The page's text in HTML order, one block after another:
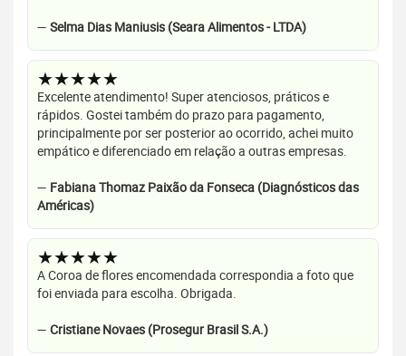
— Selma Dias Maniusis (Seara Alimentos - LTDA)
★★★★★
Excelente atendimento! Super atenciosos, práticos e
rápidos. Gostei também do prazo para pagamento,
principalmente por ser posterior ao ocorrido, achei muito
empático e diferenciado em relação a outras empresas.
— Fabiana Thomaz Paixão da Fonseca (Diagnósticos das
Américas)
★★★★★
A Coroa de flores encomendada correspondia a foto que
foi enviada para escolha. Obrigada.
— Cristiane Novaes (Prosegur Brasil S.A.)